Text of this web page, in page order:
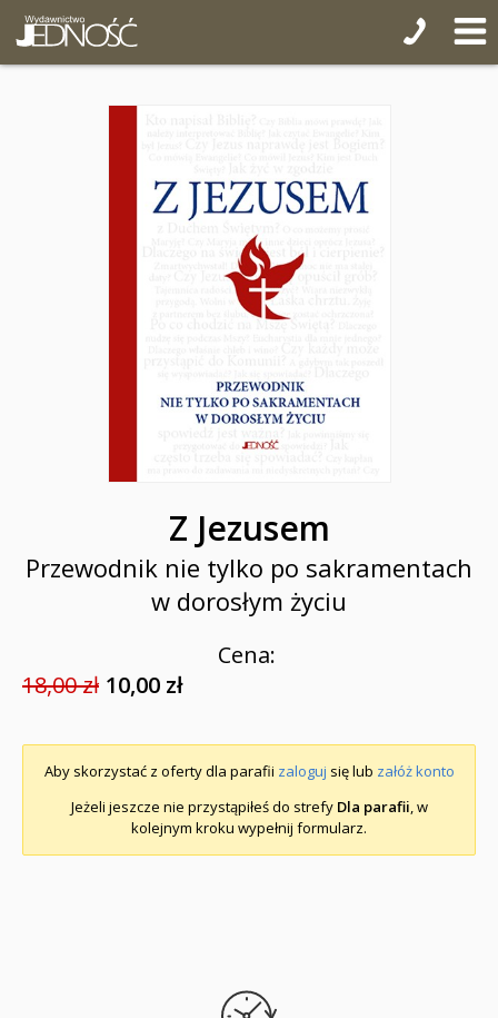
Z Jezusem
Przewodnik nie tylko po sakramentach
w dorosłym życiu
Cena:
18,00 zł 10,00 zł
Aby skorzystać z oferty dla parafii zaloguj się lub załóż konto
Jeżeli jeszcze nie przystąpiłeś do strefy Dla parafii, w
kolejnym kroku wypełnij formularz.